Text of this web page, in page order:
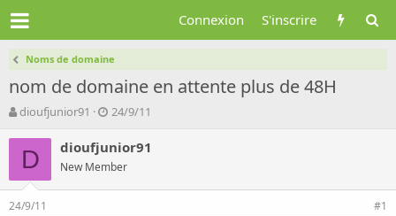
Connexion S'inscrire
Noms de domaine
nom de domaine en attente plus de 48H
A
t
r
d
dioufjunior91
D
t
e
d
e
24/9/11
D dioufjunior91
New Member
24/9/11 #1